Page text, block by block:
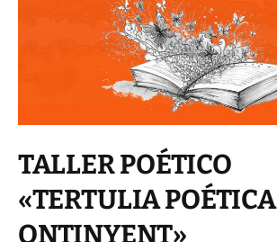
TALLER POÉTICO
«TERTULIA POÉTICA
ONTINYENT»